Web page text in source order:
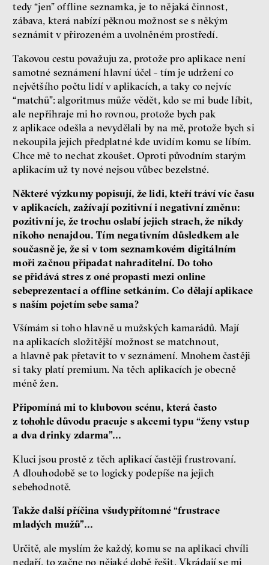
tedy “jen” offline seznamka, je to nějaká činnost,
zábava, která nabízí pěknou možnost se s někým
seznámit v přirozeném a uvolněném prostředí.
Takovou cestu považuju za, protože pro aplikace není
samotné seznámení hlavní účel - tím je udržení co
největšího počtu lidí v aplikacích, a taky co nejvíc
“matchů”: algoritmus může vědět, kdo se mi bude líbit,
ale nepřihraje mi ho rovnou, protože bych pak
z aplikace odešla a nevydělali by na mě, protože bych si
nekoupila jejich předplatné kde uvidím komu se líbím.
Chce mě to nechat zkoušet. Oproti původním starým
aplikacím už ty nové nejsou vůbec bezelstné.
Některé výzkumy popisují, že lidi, kteří tráví víc času
v aplikacích, zažívají pozitivní i negativní změnu:
pozitivní je, že trochu oslabí jejich strach, že nikdy
nikoho nenajdou. Tím negativním důsledkem ale
současně je, že si v tom seznamkovém digitálním
moři začnou připadat nahraditelní. Do toho
se přidává stres z oné propasti mezi online
sebeprezentací a offline setkáním. Co dělají aplikace
s naším pojetím sebe sama?
Všímám si toho hlavně u mužských kamarádů. Mají
na aplikacích složitější možnost se matchnout,
a hlavně pak přetavit to v seznámení. Mnohem častěji
si taky platí premium. Na těch aplikacích je obecně
méně žen.
Připomíná mi to klubovou scénu, která často
z tohohle důvodu pracuje s akcemi typu “ženy vstup
a dva drinky zdarma”...
Kluci jsou prostě z těch aplikací častěji frustrovaní.
A dlouhodobě se to logicky podepíše na jejich
sebehodnotě.
Takže další příčina všudypřítomné “frustrace
mladých mužů”...
Určitě, ale myslím že každý, komu se na aplikaci chvíli
nedaří, to začne po nějaké době řešit. Vkrádají se mi